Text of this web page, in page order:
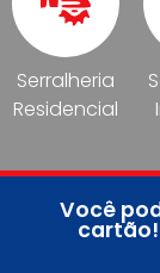
Serralheria
Residencial
Você